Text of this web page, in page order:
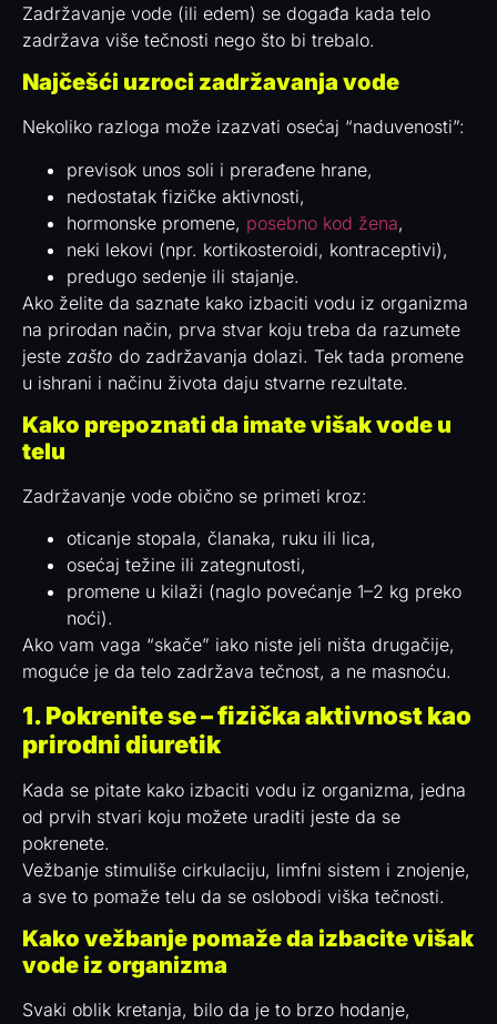
Zadržavanje vode (ili edem) se događa kada telo
zadržava više tečnosti nego što bi trebalo.
Najčešći uzroci zadržavanja vode
Nekoliko razloga može izazvati osećaj “naduvenosti”:
previsok unos soli i prerađene hrane,
nedostatak fizičke aktivnosti,
hormonske promene, posebno kod žena,
neki lekovi (npr. kortikosteroidi, kontraceptivi),
predugo sedenje ili stajanje.
Ako želite da saznate kako izbaciti vodu iz organizma
na prirodan način, prva stvar koju treba da razumete
jeste zašto do zadržavanja dolazi. Tek tada promene
u ishrani i načinu života daju stvarne rezultate.
Kako prepoznati da imate višak vode u
telu
Zadržavanje vode obično se primeti kroz:
oticanje stopala, članaka, ruku ili lica,
osećaj težine ili zategnutosti,
promene u kilaži (naglo povećanje 1–2 kg preko
noći).
Ako vam vaga “skače” iako niste jeli ništa drugačije,
moguće je da telo zadržava tečnost, a ne masnoću.
1. Pokrenite se – fizička aktivnost kao
prirodni diuretik
Kada se pitate kako izbaciti vodu iz organizma, jedna
od prvih stvari koju možete uraditi jeste da se
pokrenete.
Vežbanje stimuliše cirkulaciju, limfni sistem i znojenje,
a sve to pomaže telu da se oslobodi viška tečnosti.
Kako vežbanje pomaže da izbacite višak
vode iz organizma
Svaki oblik kretanja, bilo da je to brzo hodanje,